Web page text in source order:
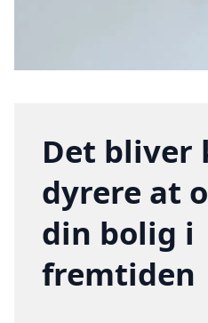
Det bliver
dyrere at
din bolig i
fremtiden